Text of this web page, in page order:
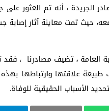
الجريدة ، أنه تم العثور
حيث تمت معاينة آثار
العامة ، تضيف مصادرنا ، فقد
طبيعة علاقتها وارتباطها
الأسباب الحقيقية للوفاة.